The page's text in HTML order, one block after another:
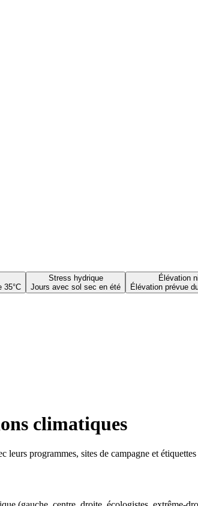
35°C
Stress hydrique
Jours avec sol sec en été
Élévation
Élévation prévue
climatiques
leurs programmes, sites de campagne et